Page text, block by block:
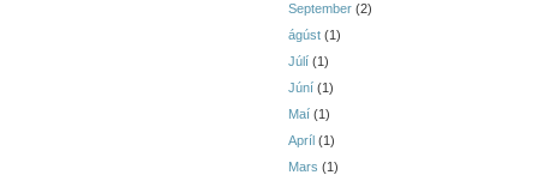
September (2)
ágúst (1)
Júlí (1)
Júní (1)
Maí (1)
Apríl (1)
Mars (1)